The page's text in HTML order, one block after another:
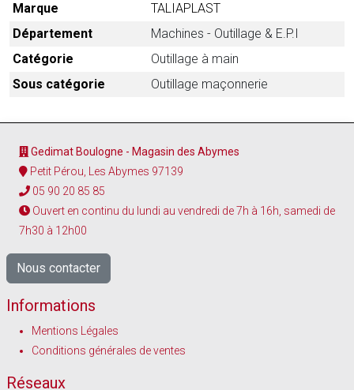
Marque
TALIAPLAST
Département
Machines - Outillage & E.P.I
Catégorie
Outillage à main
Sous catégorie
Outillage maçonnerie
Gedimat Boulogne - Magasin des Abymes
Petit Pérou, Les Abymes 97139
05 90 20 85 85
Ouvert en continu du lundi au vendredi de 7h à 16h, samedi de
7h30 à 12h00
Nous contacter
Informations
Mentions Légales
Conditions générales de ventes
Réseaux